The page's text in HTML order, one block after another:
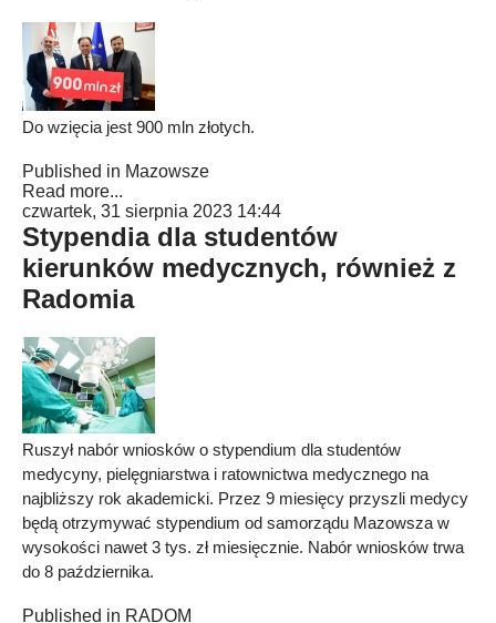
Do wzięcia jest 900 mln złotych.
Published in Mazowsze
Read more...
czwartek, 31 sierpnia 2023 14:44
Stypendia dla studentów
kierunków medycznych, również z
Radomia
Ruszył nabór wniosków o stypendium dla studentów
medycyny, pielęgniarstwa i ratownictwa medycznego na
najbliższy rok akademicki. Przez 9 miesięcy przyszli medycy
będą otrzymywać stypendium od samorządu Mazowsza w
wysokości nawet 3 tys. zł miesięcznie. Nabór wniosków trwa
do 8 października.
Published in RADOM